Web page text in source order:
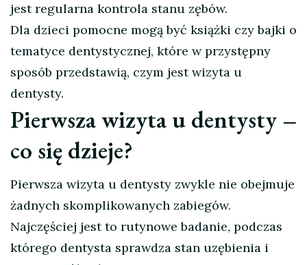
jest regularna kontrola stanu zębów.
Dla dzieci pomocne mogą być książki czy bajki o
tematyce dentystycznej, które w przystępny
sposób przedstawią, czym jest wizyta u
dentysty.
Pierwsza wizyta u dentysty –
co się dzieje?
Pierwsza wizyta u dentysty zwykle nie obejmuje
żadnych skomplikowanych zabiegów.
Najczęściej jest to rutynowe badanie, podczas
którego dentysta sprawdza stan uzębienia i